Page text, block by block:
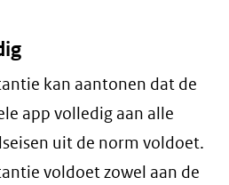
kan aantonen dat de
app volledig aan alle
uit de norm voldoet.
voldoet zowel aan de